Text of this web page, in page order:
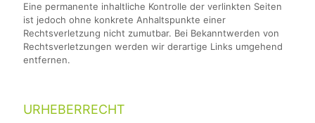
Eine permanente inhaltliche Kontrolle der verlinkten Seiten
ist jedoch ohne konkrete Anhaltspunkte einer
Rechtsverletzung nicht zumutbar. Bei Bekanntwerden von
Rechtsverletzungen werden wir derartige Links umgehend
entfernen.
URHEBERRECHT